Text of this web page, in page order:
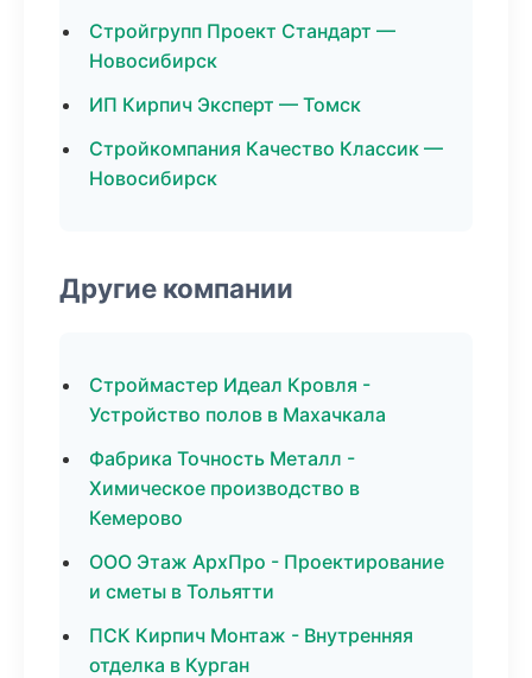
Стройгрупп Проект Стандарт —
Новосибирск
ИП Кирпич Эксперт — Томск
Стройкомпания Качество Классик —
Новосибирск
Другие компании
Строймастер Идеал Кровля -
Устройство полов в Махачкала
Фабрика Точность Металл -
Химическое производство в
Кемерово
ООО Этаж АрхПро - Проектирование
и сметы в Тольятти
ПСК Кирпич Монтаж - Внутренняя
отделка в Курган